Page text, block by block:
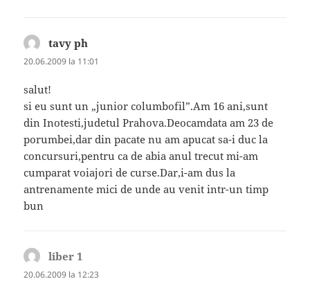
tavy ph
20.06.2009 la 11:01
salut!
si eu sunt un „junior columbofil”.Am 16 ani,sunt
din Inotesti,judetul Prahova.Deocamdata am 23 de
porumbei,dar din pacate nu am apucat sa-i duc la
concursuri,pentru ca de abia anul trecut mi-am
cumparat voiajori de curse.Dar,i-am dus la
antrenamente mici de unde au venit intr-un timp
bun
liber 1
20.06.2009 la 12:23